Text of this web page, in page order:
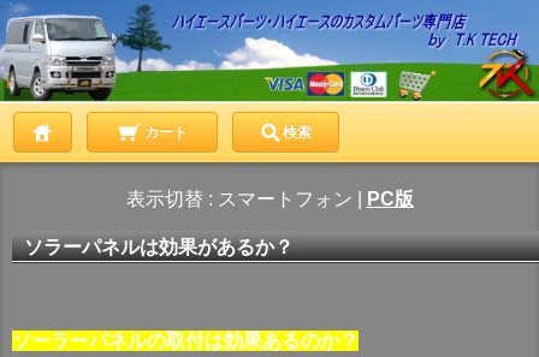
カート 検索
表示切替 : スマートフォン PC版
ソラーパネルは効果があるか？
ソーラーパネルの取付は効果あるのか？